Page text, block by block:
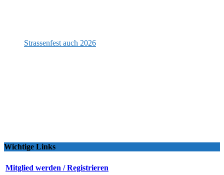
Strassenfest auch 2026
Wichtige Links
Mitglied werden / Registrieren